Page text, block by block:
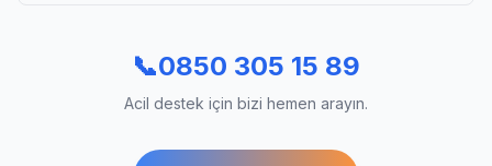
📞0850 305 15 89
Acil destek için bizi hemen arayın.